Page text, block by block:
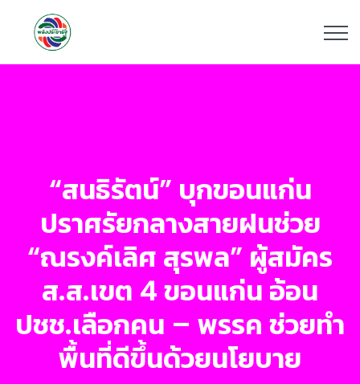
“สนธิรัตน์” บุกขอนแก่น
ปราศรัยกลางสายฝนช่วย
“ณรงค์เลิศ สุรพล” ผู้สมัคร
ส.ส.เขต 4 ขอนแก่น อ้อน
ปชช.เลือกคน – พรรค ช่วยทำ
พื้นที่ดีขึ้นด้วยนโยบาย